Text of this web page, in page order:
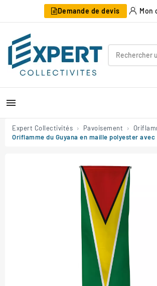
Demande de devis Mon

Expert Collectivités Pavoisement
Oriflamme du Guyana en maille polyester